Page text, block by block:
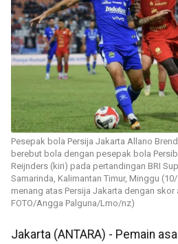
Pesepak bola Persija Jakarta Allano
berebut bola dengan pesepak bola
Reijnders (kiri) pada pertandingan BRI
Samarinda, Kalimantan Timur, Minggu
menang atas Persija Jakarta dengan skor
FOTO/Angga Palguna/Lmo/nz)
Jakarta (ANTARA) - Pemain